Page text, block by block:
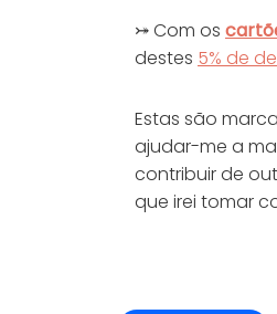
⤖ Com os
destes 5% de
Estas são
ajudar-me a
contribuir de
que irei tomar